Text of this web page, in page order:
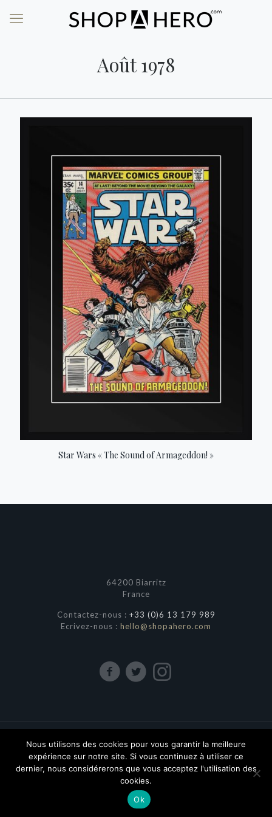
Août 1978
Star Wars « The Sound of Armageddon! »
64200 Biarritz
France
Contactez-nous : +33 (0)6 13 179 989
Ecrivez-nous : hello@shopahero.com
© 2018-2025 shopahero.com. All Rights Reserved.
Concept byshopdeluxe.fr
Nous utilisons des cookies pour vous garantir la meilleure
expérience sur notre site. Si vous continuez à utiliser ce
dernier, nous considérerons que vous acceptez l'utilisation des
cookies.
Ok